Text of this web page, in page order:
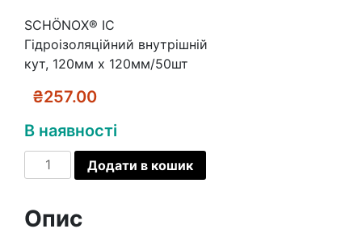
SCHÖNOX® IC
Гідроізоляційний внутрішній
кут, 120мм х 120мм/50шт
₴257.00
В наявності
SCHÖNOX®
IC
внутрішній
Додати в кошик
Опис